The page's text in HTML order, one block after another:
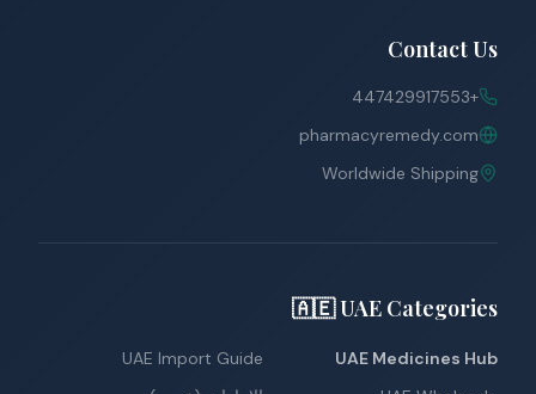
Contact Us
+447429917553
pharmacyremedy.com
Worldwide Shipping
🇦🇪 UAE Categories
UAE Medicines Hub
UAE Import Guide